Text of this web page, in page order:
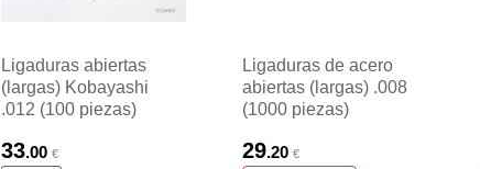
Ligaduras abiertas
(largas) Kobayashi
.012 (100 piezas)
33.00 €
Ligaduras de acero
abiertas (largas) .008
(1000 piezas)
29.20 €